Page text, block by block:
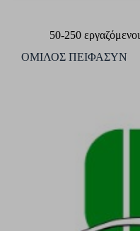
50-250 εργαζόμενοι
ΟΜΙΛΟΣ ΠΕΙΦΑΣΥΝ